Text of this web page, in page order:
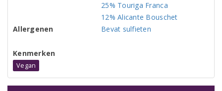
25% Touriga Franca
12% Alicante Bouschet
Allergenen
Bevat sulfieten
Kenmerken
Vegan